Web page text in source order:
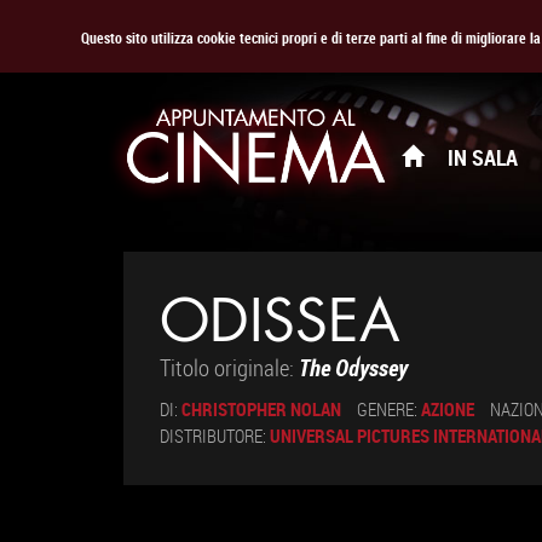
Questo sito utilizza cookie tecnici propri e di terze parti al fine di migliorare
IN SALA
ODISSEA
Titolo originale: The Odyssey
DI: CHRISTOPHER NOLAN GENERE: AZIONE
DISTRIBUTORE: UNIVERSAL PICTURES